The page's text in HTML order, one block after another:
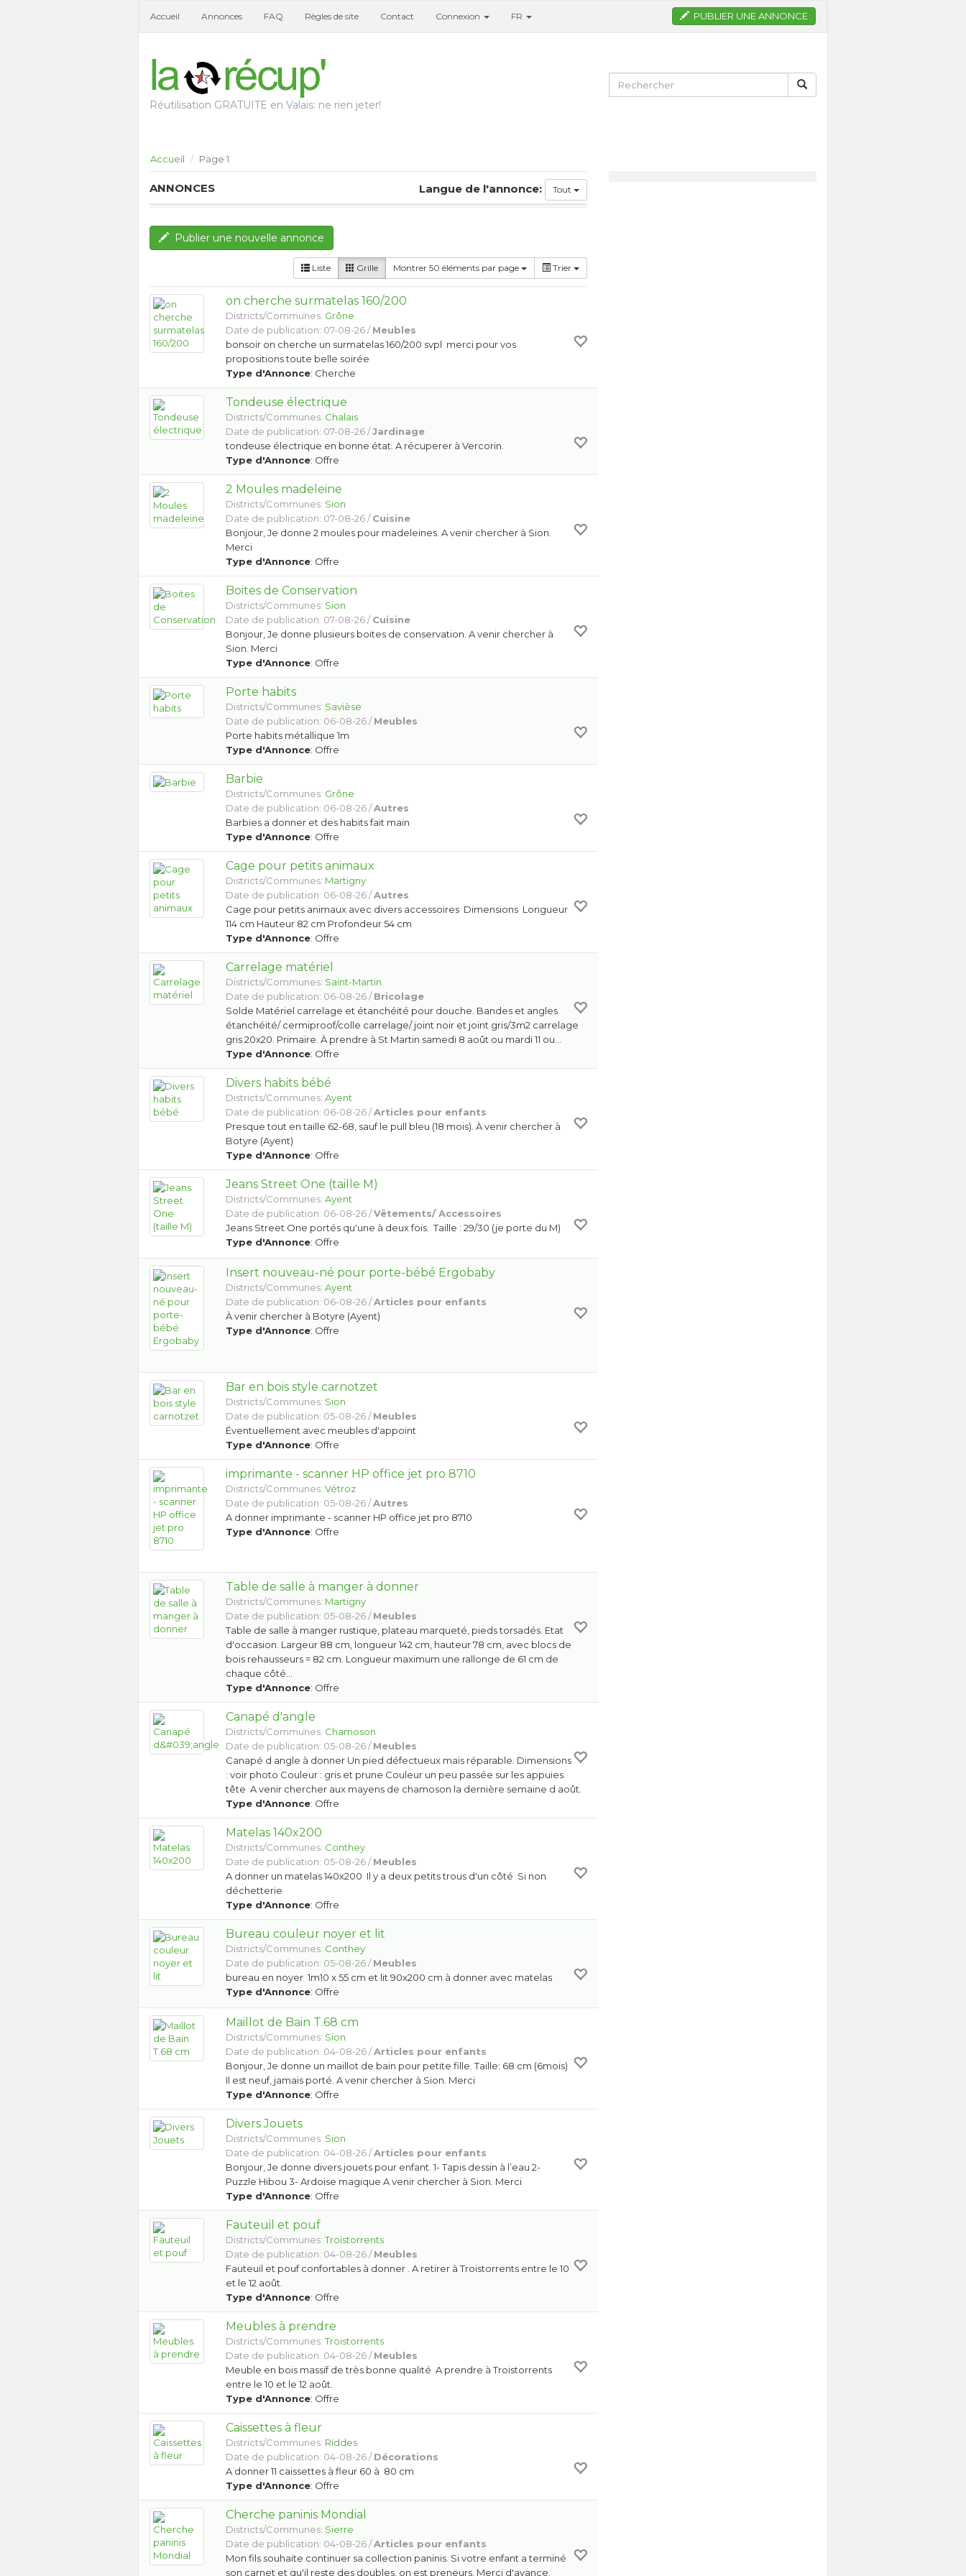
Accueil Annonces FAQ Règles de site Contact Connexion FR PUBLIER UNE ANNONCE
Réutilisation GRATUITE en Valais: ne rien jeter!
Accueil Page 1
ANNONCES Langue de l'annonce: Tout
Publier une nouvelle annonce
Liste Grille Montrer 50 éléments par page Trier
on cherche surmatelas 160/200
Districts/Communes: Grône
Date de publication: 07-08-26 /Meubles
bonsoir on cherche un surmatelas 160/200 svpl merci pour vos
propositions toute belle soirée
Type d'Annonce: Cherche
Tondeuse électrique
Districts/Communes: Chalais
Date de publication: 07-08-26 /Jardinage
tondeuse électrique en bonne état. A récuperer à Vercorin.
Type d'Annonce: Offre
2 Moules madeleine
Districts/Communes: Sion
Date de publication: 07-08-26 /Cuisine
Bonjour, Je donne 2 moules pour madeleines. A venir chercher à Sion.
Merci
Type d'Annonce: Offre
Boites de Conservation
Districts/Communes: Sion
Date de publication: 07-08-26 /Cuisine
Bonjour, Je donne plusieurs boites de conservation. A venir chercher à
Sion. Merci
Type d'Annonce: Offre
Porte habits
Districts/Communes: Savièse
Date de publication: 06-08-26 /Meubles
Porte habits métallique 1m
Type d'Annonce: Offre
Barbie
Districts/Communes: Grône
Date de publication: 06-08-26 /Autres
Barbies a donner et des habits fait main
Type d'Annonce: Offre
Cage pour petits animaux
Districts/Communes: Martigny
Date de publication: 06-08-26 /Autres
Cage pour petits animaux avec divers accessoires Dimensions Longueur
114 cm Hauteur 82 cm Profondeur 54 cm
Type d'Annonce: Offre
Carrelage matériel
Districts/Communes: Saint-Martin
Date de publication: 06-08-26 /Bricolage
Solde Matériel carrelage et étanchéité pour douche. Bandes et angles
étanchéité/ cermiproof/colle carrelage/ joint noir et joint gris/3m2 carrelage
gris 20x20. Primaire. À prendre à St Martin samedi 8 août ou mardi 11 ou…
Type d'Annonce: Offre
Divers habits bébé
Districts/Communes:Ayent
Date de publication: 06-08-26 /Articles pour enfants
Presque tout en taille 62-68, sauf le pull bleu (18 mois). À venir chercher à
Botyre (Ayent)
Type d'Annonce: Offre
Jeans Street One (taille M)
Districts/Communes:Ayent
Date de publication: 06-08-26 /Vêtements/ Accessoires
Jeans Street One portés qu'une à deux fois. Taille : 29/30 (je porte du M)
Type d'Annonce: Offre
Insert nouveau-né pour porte-bébé Ergobaby
Districts/Communes:Ayent
Date de publication: 06-08-26 /Articles pour enfants
À venir chercher à Botyre (Ayent)
Type d'Annonce: Offre
Bar en bois style carnotzet
Districts/Communes: Sion
Date de publication: 05-08-26 /Meubles
Éventuellement avec meubles d'appoint
Type d'Annonce: Offre
imprimante - scanner HP office jet pro 8710
Districts/Communes:Vétroz
Date de publication: 05-08-26 /Autres
A donner imprimante - scanner HP office jet pro 8710
Type d'Annonce: Offre
Table de salle à manger à donner
Districts/Communes: Martigny
Date de publication: 05-08-26 /Meubles
Table de salle à manger rustique, plateau marqueté, pieds torsadés. Etat
d'occasion. Largeur 88 cm, longueur 142 cm, hauteur 78 cm, avec blocs de
bois rehausseurs = 82 cm. Longueur maximum une rallonge de 61 cm de
chaque côté…
Type d'Annonce: Offre
Canapé d'angle
Districts/Communes: Chamoson
Date de publication: 05-08-26 /Meubles
Canapé d angle à donner Un pied défectueux mais réparable. Dimensions
: voir photo Couleur : gris et prune Couleur un peu passée sur les appuies
tête A venir chercher aux mayens de chamoson la dernière semaine d août.
Type d'Annonce: Offre
Matelas 140x200
Districts/Communes: Conthey
Date de publication: 05-08-26 /Meubles
A donner un matelas 140x200 Il y a deux petits trous d'un côté Si non
déchetterie
Type d'Annonce: Offre
Bureau couleur noyer et lit
Districts/Communes: Conthey
Date de publication: 05-08-26 /Meubles
bureau en noyer 1m10 x 55 cm et lit 90x200 cm à donner avec matelas
Type d'Annonce: Offre
Maillot de Bain T.68 cm
Districts/Communes: Sion
Date de publication: 04-08-26 /Articles pour enfants
Bonjour, Je donne un maillot de bain pour petite fille. Taille: 68 cm (6mois)
Il est neuf, jamais porté. A venir chercher à Sion. Merci
Type d'Annonce: Offre
Divers Jouets
Districts/Communes: Sion
Date de publication: 04-08-26 /Articles pour enfants
Bonjour, Je donne divers jouets pour enfant. 1- Tapis dessin à l’eau 2-
Puzzle Hibou 3- Ardoise magique A venir chercher à Sion. Merci
Type d'Annonce: Offre
Fauteuil et pouf
Districts/Communes:Troistorrents
Date de publication: 04-08-26 /Meubles
Fauteuil et pouf confortables à donner . A retirer à Troistorrents entre le 10
et le 12 août.
Type d'Annonce: Offre
Meubles à prendre
Districts/Communes:Troistorrents
Date de publication: 04-08-26 /Meubles
Meuble en bois massif de très bonne qualité A prendre à Troistorrents
entre le 10 et le 12 août.
Type d'Annonce: Offre
Caissettes à fleur
Districts/Communes: Riddes
Date de publication: 04-08-26 /Décorations
A donner 11 caissettes à fleur 60 à 80 cm
Type d'Annonce: Offre
Cherche paninis Mondial
Districts/Communes: Sierre
Date de publication: 04-08-26 /Articles pour enfants
Mon fils souhaite continuer sa collection paninis. Si votre enfant a terminé
son carnet et qu'il reste des doubles, on est preneurs. Merci d'avance.